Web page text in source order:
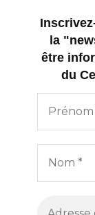
la
être
du